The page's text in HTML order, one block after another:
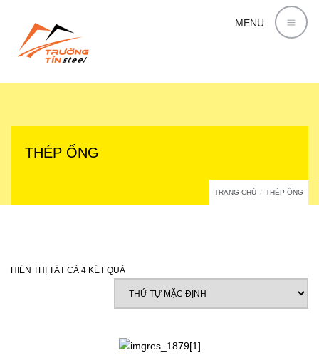
MENU
THÉP ỐNG
TRANG CHỦ THÉP ỐNG
HIỂN THỊ TẤT CẢ 4 KẾT QUẢ